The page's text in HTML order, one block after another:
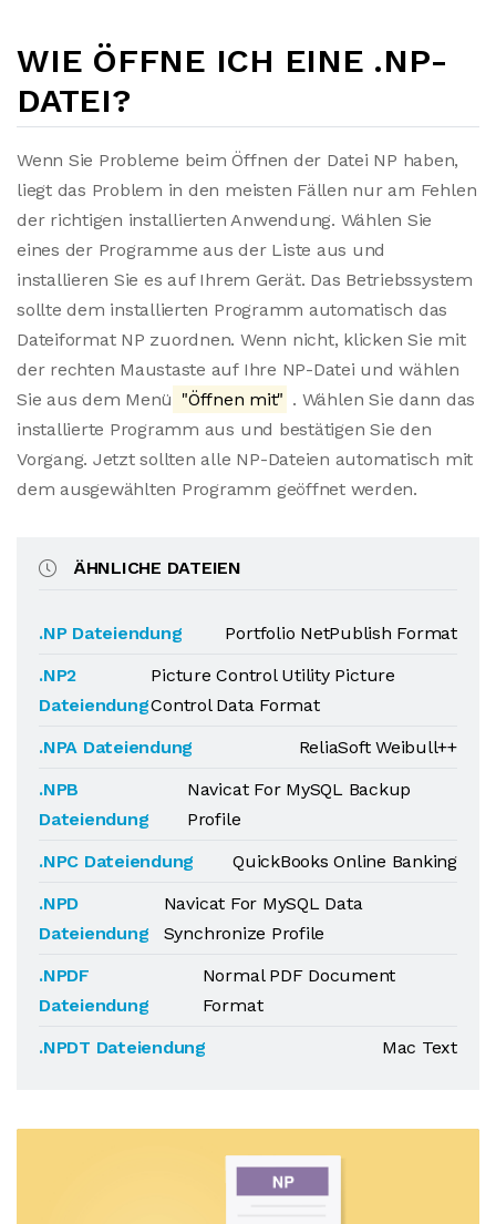
WIE ÖFFNE ICH EINE .NP-
DATEI?
Wenn Sie Probleme beim Öffnen der Datei NP haben,
liegt das Problem in den meisten Fällen nur am Fehlen
der richtigen installierten Anwendung. Wählen Sie
eines der Programme aus der Liste aus und
installieren Sie es auf Ihrem Gerät. Das Betriebssystem
sollte dem installierten Programm automatisch das
Dateiformat NP zuordnen. Wenn nicht, klicken Sie mit
der rechten Maustaste auf Ihre NP-Datei und wählen
Sie aus dem Menü "Öffnen mit" . Wählen Sie dann das
installierte Programm aus und bestätigen Sie den
Vorgang. Jetzt sollten alle NP-Dateien automatisch mit
dem ausgewählten Programm geöffnet werden.
ÄHNLICHE DATEIEN
.NP Dateiendung
Portfolio NetPublish Format
.NP2
Dateiendung
Picture Control Utility Picture
Control Data Format
.NPA Dateiendung
ReliaSoft Weibull++
.NPB
Dateiendung
Navicat For MySQL Backup
Profile
.NPC Dateiendung
QuickBooks Online Banking
.NPD
Dateiendung
Navicat For MySQL Data
Synchronize Profile
.NPDF
Dateiendung
Normal PDF Document
Format
.NPDT Dateiendung
Mac Text